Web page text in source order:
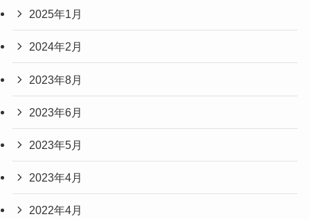
2025年1月
2024年2月
2023年8月
2023年6月
2023年5月
2023年4月
2022年4月